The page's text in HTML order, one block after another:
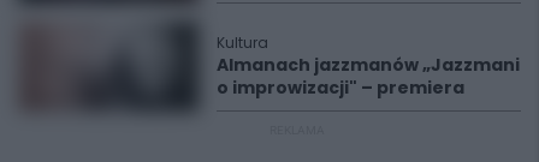
Kultura
Almanach jazzmanów „Jazzmani
o improwizacji" – premiera